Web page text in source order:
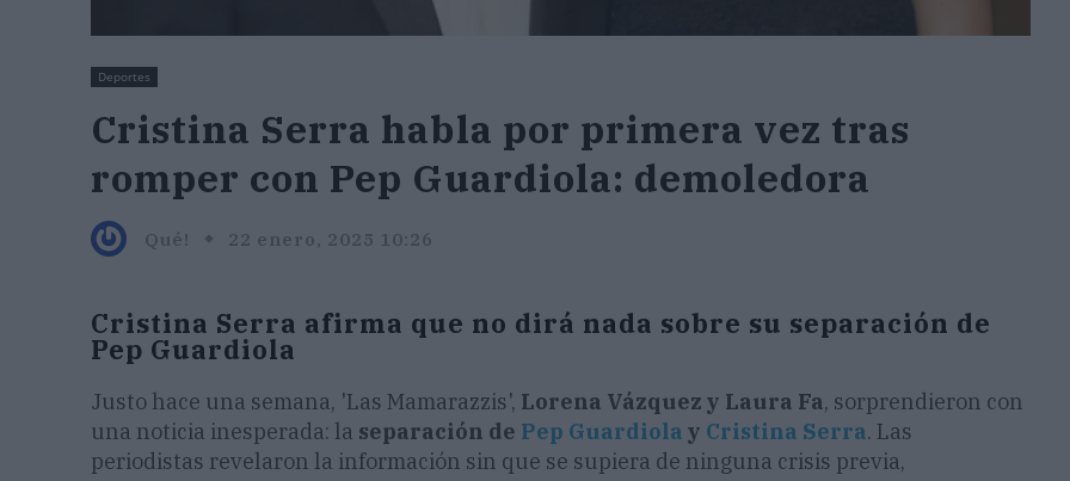
Deportes
Cristina Serra habla por primera vez tras
romper con Pep Guardiola: demoledora
Qué! 22 enero, 2025 10:26
Cristina Serra afirma que no dirá nada sobre su separación de
Pep Guardiola
Justo hace una semana, 'Las Mamarazzis', Lorena Vázquez y Laura Fa, sorprendieron con
una noticia inesperada: la separación de Pep Guardiola y Cristina Serra. Las
periodistas revelaron la información sin que se supiera de ninguna crisis previa,